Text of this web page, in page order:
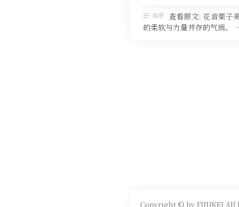
摘要
查看原文: 花音栗子
的柔软与力量并存的气质。
Copyright © by FUUKEI All